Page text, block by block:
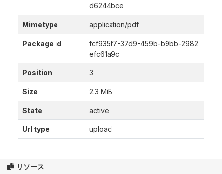
リソース
d6244bce
Mimetype application/pdf
Package id
fcf935f7-37d9-459b-b9bb-2982
efc61a9c
Position 3
Size 2.3 MiB
State active
Url type upload